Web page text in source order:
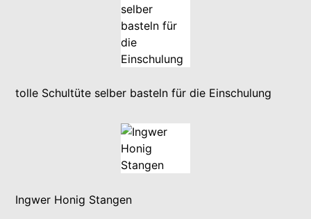
tolle Schultüte selber basteln für die Einschulung
Ingwer Honig Stangen